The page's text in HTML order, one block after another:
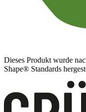
Dieses Produkt wurde
Shape® Standards